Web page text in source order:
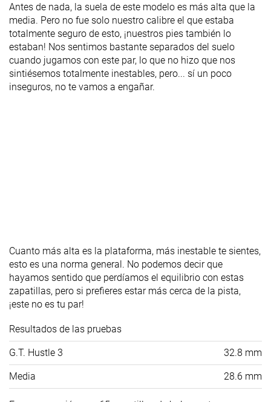
Antes de nada, la suela de este modelo es más alta que la
media. Pero no fue solo nuestro calibre el que estaba
totalmente seguro de esto, ¡nuestros pies también lo
estaban! Nos sentimos bastante separados del suelo
cuando jugamos con este par, lo que no hizo que nos
sintiésemos totalmente inestables, pero... sí un poco
inseguros, no te vamos a engañar.
Cuanto más alta es la plataforma, más inestable te sientes,
esto es una norma general. No podemos decir que
hayamos sentido que perdíamos el equilibrio con estas
zapatillas, pero si prefieres estar más cerca de la pista,
¡este no es tu par!
Resultados de las pruebas
G.T. Hustle 3 32.8 mm
Media 28.6 mm